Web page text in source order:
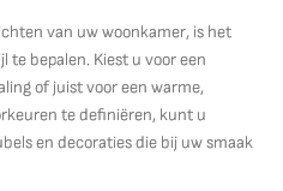
van uw woonkamer, is het
te bepalen. Kiest u voor een
of juist voor een warme,
te definiëren, kunt u
en decoraties die bij uw smaak